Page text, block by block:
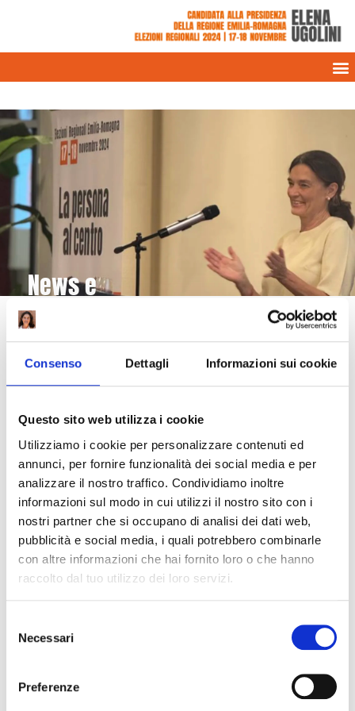
Consenso Dettagli Informazioni sui cookie
Questo sito web utilizza i cookie
Utilizziamo i cookie per personalizzare contenuti ed
annunci, per fornire funzionalità dei social media e per
analizzare il nostro traffico. Condividiamo inoltre
informazioni sul modo in cui utilizzi il nostro sito con i
nostri partner che si occupano di analisi dei dati web,
pubblicità e social media, i quali potrebbero combinarle
con altre informazioni che hai fornito loro o che hanno
raccolto dal tuo utilizzo dei loro servizi.
delNecessari
Preferenze
News e
rassegna stampa
GIORNATA DELLA MEMORIA, VISITA AL MUSEO
EBRAICO
27 GENNAIO NEWS
Il 27 gennaio, Giorno della Memoria, il direttore del Museo
ebraico di Bologna, Ivan Orsini, mi ha illustrato la mostra
dell’antisemitismo in Medio Oriente”, che sarà visitabile
entro il 30 marzo nei locali del Museo ebraico di Bologna.